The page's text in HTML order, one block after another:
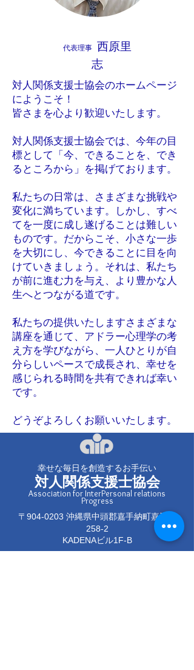
​代表理事 西原里
志
対人関係支援士協会のホームページ
にようこそ！
皆さまを心より歓迎いたします。
対人関係支援士協会では、今年の目
標として「今、できることを、でき
るところから」を掲げております。
私たちの日常は、さまざまな挑戦や
変化に満ちています。しかし、すべ
てを一度に成し遂げることは難しい
ものです。だからこそ、小さな一歩
を大切にし、今できることに目を向
けていきましょう。それは、私たち
が前に進む力を与え、より豊かな人
生へとつながる道です。
私たちの提供いたしますさまざまな
講座を通じて、アドラー心理学の考
え方を学びながら、一人ひとりが自
分らしいペースで成長され、幸せを
感じられる時間を共有できれば幸い
です。
どうぞよろしくお願いいたします。
​​幸せな毎日を創造するお手伝い
対人関係支援士協会
Association for InterPersonal relations
Progress
〒904-0203 沖縄県中頭郡嘉手納町嘉手納
258-2
KADENAビル1F-B